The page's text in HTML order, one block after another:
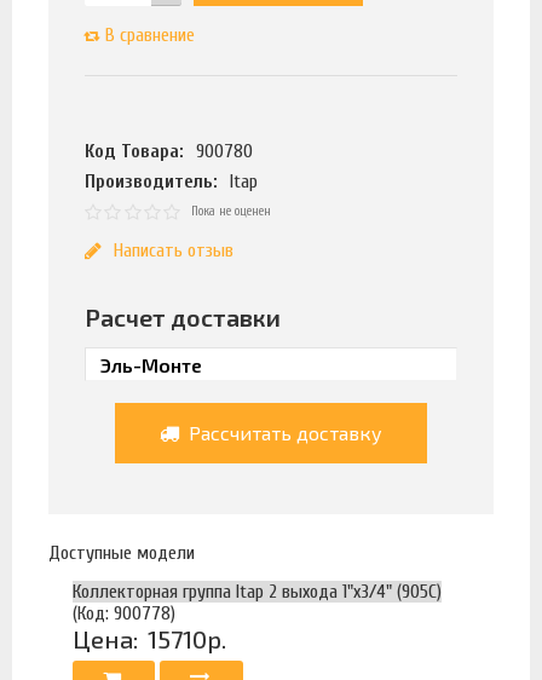
В сравнение
Код Товара:
900780
Производитель:
Itap
Пока не оценен
Написать отзыв
Расчет доставки
Рассчитать доставку
Доступные модели
Коллекторная группа Itap 2 выхода 1"х3/4" (905C)
(Код: 900778)
Цена: 15710р.